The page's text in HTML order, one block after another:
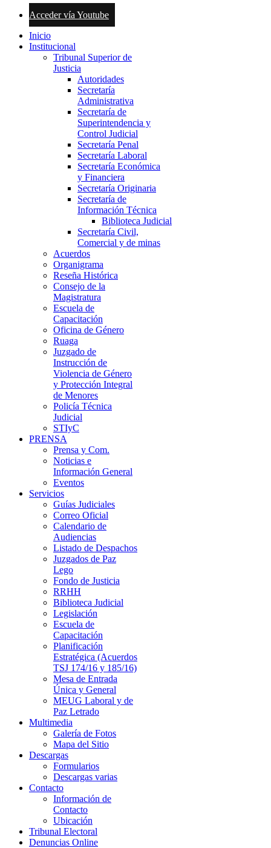
Acceder vía Youtube
Inicio
Institucional
Tribunal Superior de
Justicia
Autoridades
Secretaría
Administrativa
Secretaría de
Superintendencia y
Control Judicial
Secretaría Penal
Secretaría Laboral
Secretaría Económica
y Financiera
Secretaría Originaria
Secretaría de
Información Técnica
Biblioteca Judicial
Secretaría Civil,
Comercial y de minas
Acuerdos
Organigrama
Reseña Histórica
Consejo de la
Magistratura
Escuela de
Capacitación
Oficina de Género
Ruaga
Juzgado de
Instrucción de
Violencia de Género
y Protección Integral
de Menores
Policía Técnica
Judicial
STIyC
PRENSA
Prensa y Com.
Noticias e
Información General
Eventos
Servicios
Guías Judiciales
Correo Oficial
Calendario de
Audiencias
Listado de Despachos
Juzgados de Paz
Lego
Fondo de Justicia
RRHH
Biblioteca Judicial
Legislación
Escuela de
Capacitación
Planificación
Estratégica (Acuerdos
TSJ 174/16 y 185/16)
Mesa de Entrada
Única y General
MEUG Laboral y de
Paz Letrado
Multimedia
Galería de Fotos
Mapa del Sitio
Descargas
Formularios
Descargas varias
Contacto
Información de
Contacto
Ubicación
Tribunal Electoral
Denuncias Online